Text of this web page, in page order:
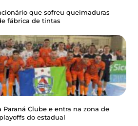
que sofreu queimaduras
fábrica de tintas
Clube e entra na zona de
do estadual